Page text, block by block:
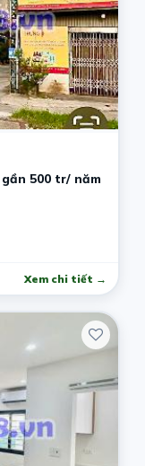
500 tr/ năm
Xem chi tiết →